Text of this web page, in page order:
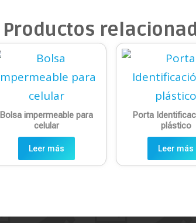
Productos
Bolsa impermeable para
celular
Leer más
Porta
plástico
Leer más